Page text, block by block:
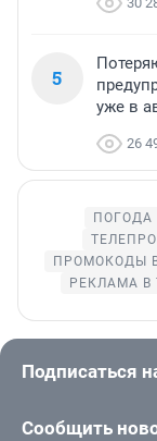
5
уже в
26
ПОГОДА
ПРОМОКОДЫ
РЕКЛАМА
Подписаться
Сообщить